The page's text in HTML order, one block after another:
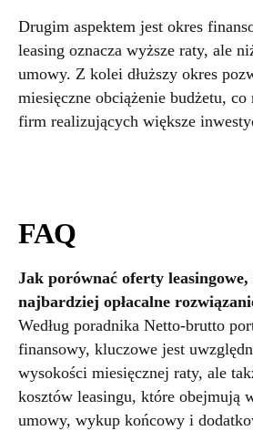
Drugim aspektem jest okres
leasing oznacza wyższe raty, ale
umowy. Z kolei dłuższy okres
miesięczne obciążenie budżetu,
firm realizujących większe
FAQ
Jak porównać oferty leasingowe,
najbardziej opłacalne
Według poradnika Netto-brutto
finansowy, kluczowe jest
wysokości miesięcznej raty, ale
kosztów leasingu, które obejmują
umowy, wykup końcowy i